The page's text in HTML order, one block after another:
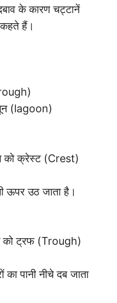
के कारण चट्टानें
कहते हैं।
(lagoon)
क्रेस्ट (Crest)
ऊपर उठ जाता है।
को ट्रफ (Trough)
पानी नीचे दब जाता